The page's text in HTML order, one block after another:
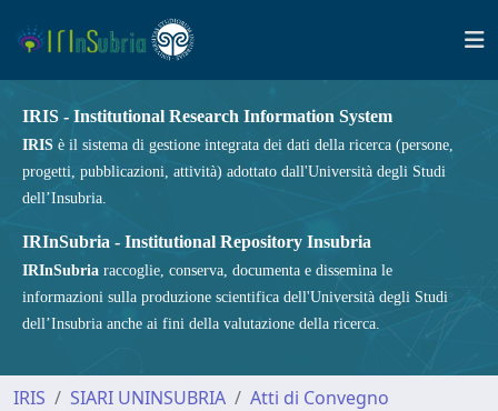
IRIS - Institutional Research Information System
IRIS è il sistema di gestione integrata dei dati della ricerca (persone,
progetti, pubblicazioni, attività) adottato dall'Università degli Studi
dell’Insubria.
IRInSubria - Institutional Repository Insubria
IRInSubria raccoglie, conserva, documenta e dissemina le
informazioni sulla produzione scientifica dell'Università degli Studi
dell’Insubria anche ai fini della valutazione della ricerca.
IRIS SIARI UNINSUBRIA
Atti di Convegno